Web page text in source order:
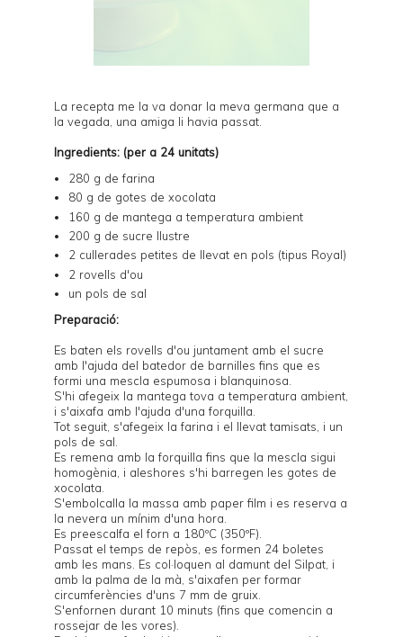
La recepta me la va donar la meva germana que a
la vegada, una amiga li havia passat.
Ingredients: (per a 24 unitats)
280 g de farina
80 g de gotes de xocolata
160 g de mantega a temperatura ambient
200 g de sucre llustre
2 cullerades petites de llevat en pols (tipus Royal)
2 rovells d'ou
un pols de sal
Preparació:
Es baten els rovells d'ou juntament amb el sucre
amb l'ajuda del batedor de barnilles fins que es
formi una mescla espumosa i blanquinosa.
S'hi afegeix la mantega tova a temperatura ambient,
i s'aixafa amb l'ajuda d'una forquilla.
Tot seguit, s'afegeix la farina i el llevat tamisats, i un
pols de sal.
Es remena amb la forquilla fins que la mescla sigui
homogènia, i aleshores s'hi barregen les gotes de
xocolata.
S'embolcalla la massa amb paper film i es reserva a
la nevera un mínim d'una hora.
Es preescalfa el forn a 180ºC (350ºF).
Passat el temps de repòs, es formen 24 boletes
amb les mans. Es col·loquen al damunt del Silpat, i
amb la palma de la mà, s'aixafen per formar
circumferències d'uns 7 mm de gruix.
S'enfornen durant 10 minuts (fins que comencin a
rossejar de les vores).